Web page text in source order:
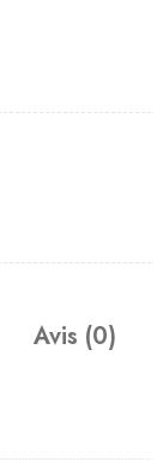
Avis (0)